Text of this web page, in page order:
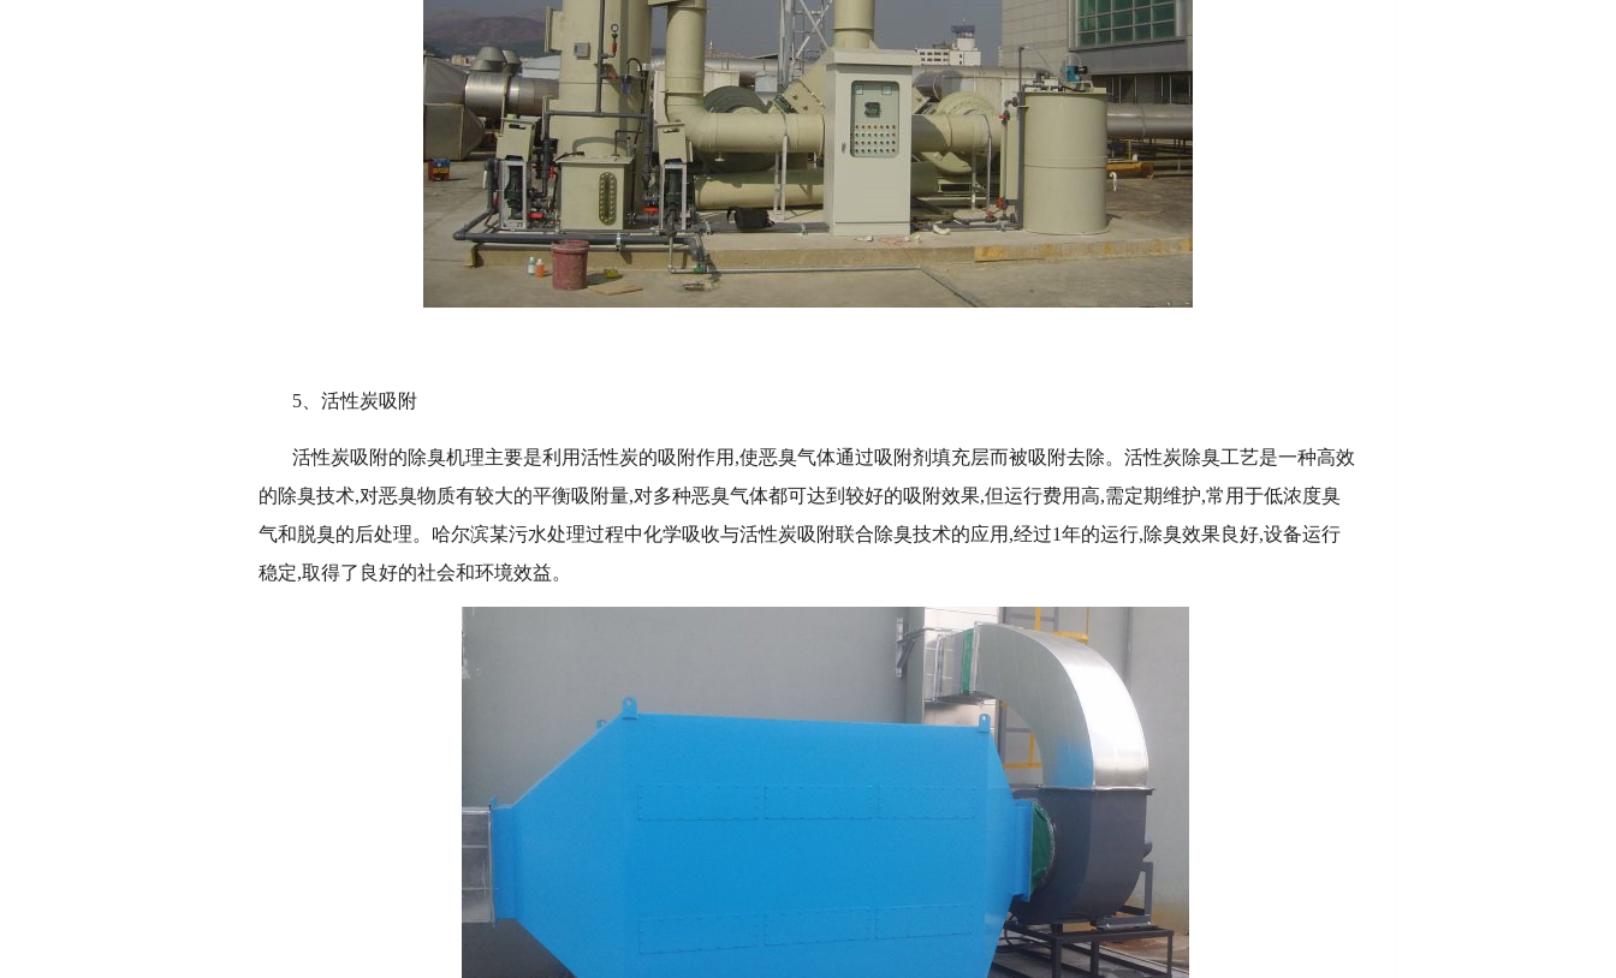
5、活性炭吸附
活性炭吸附的除臭机理主要是利用活性炭的吸附作用,使恶臭气体通过吸附剂填充层而被吸附去除。活性炭除臭工艺是一种高效
的除臭技术,对恶臭物质有较大的平衡吸附量,对多种恶臭气体都可达到较好的吸附效果,但运行费用高,需定期维护,常用于低浓度臭
气和脱臭的后处理。哈尔滨某污水处理过程中化学吸收与活性炭吸附联合除臭技术的应用,经过1年的运行,除臭效果良好,设备运行
稳定,取得了良好的社会和环境效益。